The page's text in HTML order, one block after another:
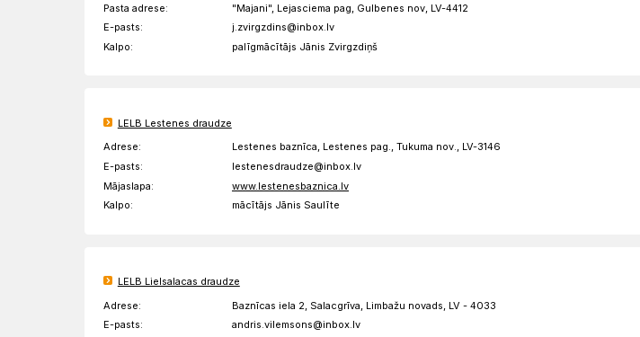
Pasta adrese:
"Majani", Lejasciema pag, Gulbenes nov, LV-4412
E-pasts:
j.zvirgzdins@inbox.lv
Kalpo:
palīgmācītājs Jānis Zvirgzdiņš
LELB Lestenes draudze
Adrese:
Lestenes baznīca, Lestenes pag., Tukuma nov., LV-3146
E-pasts:
lestenesdraudze@inbox.lv
Mājaslapa:
www.lestenesbaznica.lv
Kalpo:
mācītājs Jānis Saulīte
LELB Lielsalacas draudze
Adrese:
Baznīcas iela 2, Salacgrīva, Limbažu novads, LV - 4033
E-pasts:
andris.vilemsons@inbox.lv